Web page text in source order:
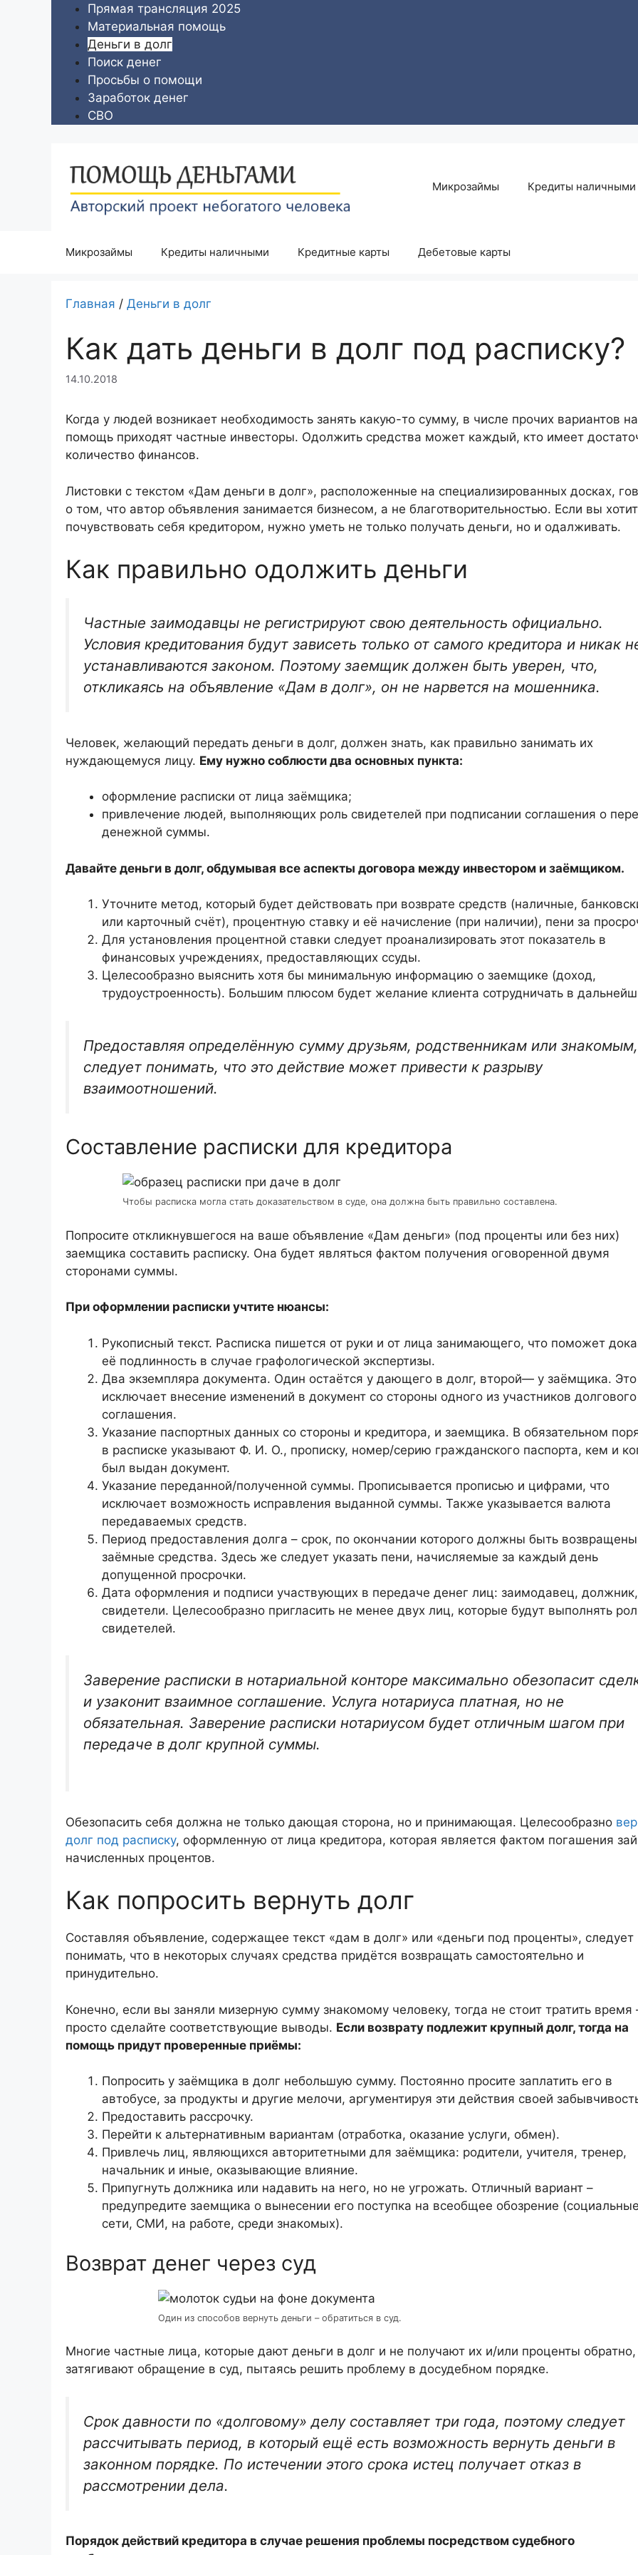
содержимому
Прямая трансляция 2025
Материальная помощь
Деньги в долг
Поиск денег
Просьбы о помощи
Заработок денег
СВО
Микрозаймы Кредиты наличными
Микрозаймы Кредиты наличными Кредитные карты Дебетовые карты
Главная / Деньги в долг
Как дать деньги в долг под расписку?
14.10.2018
Когда у людей возникает необходимость занять какую-то сумму, в числе прочих вариантов на
помощь приходят частные инвесторы. Одолжить средства может каждый, кто имеет
количество финансов.
Листовки с текстом «Дам деньги в долг», расположенные на специализированных досках,
о том, что автор объявления занимается бизнесом, а не благотворительностью. Если вы
почувствовать себя кредитором, нужно уметь не только получать деньги, но и одалживать.
Как правильно одолжить деньги
Частные заимодавцы не регистрируют свою деятельность официально.
Условия кредитования будут зависеть только от самого кредитора и никак
устанавливаются законом. Поэтому заемщик должен быть уверен, что,
откликаясь на объявление «Дам в долг», он не нарвется на мошенника.
Человек, желающий передать деньги в долг, должен знать, как правильно занимать их
нуждающемуся лицу. Ему нужно соблюсти два основных пункта:
оформление расписки от лица заёмщика;
привлечение людей, выполняющих роль свидетелей при подписании соглашения о
денежной суммы.
Давайте деньги в долг, обдумывая все аспекты договора между инвестором и заёмщиком.
Уточните метод, который будет действовать при возврате средств (наличные,
или карточный счёт), процентную ставку и её начисление (при наличии), пени за
Для установления процентной ставки следует проанализировать этот показатель в
финансовых учреждениях, предоставляющих ссуды.
Целесообразно выяснить хотя бы минимальную информацию о заемщике (доход,
трудоустроенность). Большим плюсом будет желание клиента сотрудничать в
Предоставляя определённую сумму друзьям, родственникам или знакомым,
следует понимать, что это действие может привести к разрыву
взаимоотношений.
Составление расписки для кредитора
Чтобы расписка могла стать доказательством в суде, она должна быть правильно составлена.
Попросите откликнувшегося на ваше объявление «Дам деньги» (под проценты или без них)
заемщика составить расписку. Она будет являться фактом получения оговоренной двумя
сторонами суммы.
При оформлении расписки учтите нюансы:
Рукописный текст. Расписка пишется от руки и от лица занимающего, что поможет
её подлинность в случае графологической экспертизы.
Два экземпляра документа. Один остаётся у дающего в долг, второй— у заёмщика. Это
исключает внесение изменений в документ со стороны одного из участников долгового
соглашения.
Указание паспортных данных со стороны и кредитора, и заемщика. В обязательном
в расписке указывают Ф. И. О., прописку, номер/серию гражданского паспорта, кем и
был выдан документ.
Указание переданной/полученной суммы. Прописывается прописью и цифрами, что
исключает возможность исправления выданной суммы. Также указывается валюта
передаваемых средств.
Период предоставления долга – срок, по окончании которого должны быть возвращены
заёмные средства. Здесь же следует указать пени, начисляемые за каждый день
допущенной просрочки.
Дата оформления и подписи участвующих в передаче денег лиц: заимодавец, должник,
свидетели. Целесообразно пригласить не менее двух лиц, которые будут выполнять
свидетелей.
Заверение расписки в нотариальной конторе максимально обезопасит
и узаконит взаимное соглашение. Услуга нотариуса платная, но не
обязательная. Заверение расписки нотариусом будет отличным шагом при
передаче в долг крупной суммы.
Обезопасить себя должна не только дающая сторона, но и принимающая. Целесообразно
долг под расписку, оформленную от лица кредитора, которая является фактом погашения
начисленных процентов.
Как попросить вернуть долг
Составляя объявление, содержащее текст «дам в долг» или «деньги под проценты», следует
понимать, что в некоторых случаях средства придётся возвращать самостоятельно и
принудительно.
Конечно, если вы заняли мизерную сумму знакомому человеку, тогда не стоит тратить время
просто сделайте соответствующие выводы. Если возврату подлежит крупный долг, тогда на
помощь придут проверенные приёмы:
Попросить у заёмщика в долг небольшую сумму. Постоянно просите заплатить его в
автобусе, за продукты и другие мелочи, аргументируя эти действия своей
Предоставить рассрочку.
Перейти к альтернативным вариантам (отработка, оказание услуги, обмен).
Привлечь лиц, являющихся авторитетными для заёмщика: родители, учителя, тренер,
начальник и иные, оказывающие влияние.
Припугнуть должника или надавить на него, но не угрожать. Отличный вариант –
предупредите заемщика о вынесении его поступка на всеобщее обозрение
сети, СМИ, на работе, среди знакомых).
Возврат денег через суд
Один из способов вернуть деньги – обратиться в суд.
Многие частные лица, которые дают деньги в долг и не получают их и/или проценты обратно,
затягивают обращение в суд, пытаясь решить проблему в досудебном порядке.
Срок давности по «долговому» делу составляет три года, поэтому следует
рассчитывать период, в который ещё есть возможность вернуть деньги в
законном порядке. По истечении этого срока истец получает отказ в
рассмотрении дела.
Порядок действий кредитора в случае решения проблемы посредством судебного